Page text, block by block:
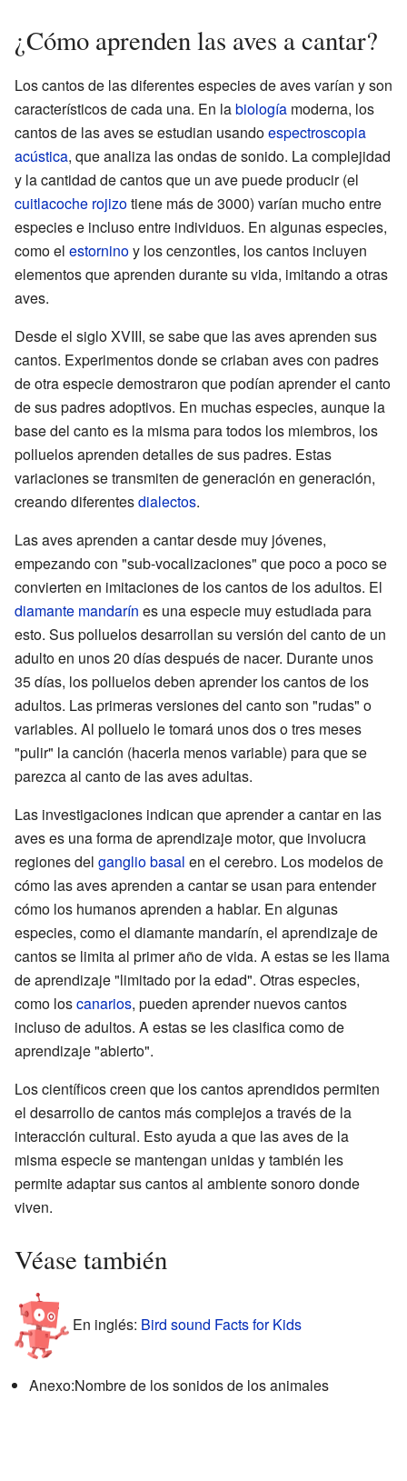
¿Cómo aprenden las aves a cantar?
Los cantos de las diferentes especies de aves varían y son
característicos de cada una. En labiología moderna, los
cantos de las aves se estudian usandoespectroscopia
acústica, que analiza las ondas de sonido. La complejidad
y la cantidad de cantos que un ave puede producir (el
cuitlacoche rojizotiene más de 3000) varían mucho entre
especies e incluso entre individuos. En algunas especies,
como el estorninoy los cenzontles, los cantos incluyen
elementos que aprenden durante su vida, imitando a otras
aves.
Desde el siglo XVIII, se sabe que las aves aprenden sus
cantos. Experimentos donde se criaban aves con padres
de otra especie demostraron que podían aprender el canto
de sus padres adoptivos. En muchas especies, aunque la
base del canto es la misma para todos los miembros, los
polluelos aprenden detalles de sus padres. Estas
variaciones se transmiten de generación en generación,
creando diferentesdialectos.
Las aves aprenden a cantar desde muy jóvenes,
empezando con "sub-vocalizaciones" que poco a poco se
convierten en imitaciones de los cantos de los adultos. El
diamante mandarín es una especie muy estudiada para
esto. Sus polluelos desarrollan su versión del canto de un
adulto en unos 20 días después de nacer. Durante unos
35 días, los polluelos deben aprender los cantos de los
adultos. Las primeras versiones del canto son "rudas" o
variables. Al polluelo le tomará unos dos o tres meses
"pulir" la canción (hacerla menos variable) para que se
parezca al canto de las aves adultas.
Las investigaciones indican que aprender a cantar en las
aves es una forma de aprendizaje motor, que involucra
regiones del ganglio basal en el cerebro. Los modelos de
cómo las aves aprenden a cantar se usan para entender
cómo los humanos aprenden a hablar. En algunas
especies, como el diamante mandarín, el aprendizaje de
cantos se limita al primer año de vida. A estas se les llama
de aprendizaje "limitado por la edad". Otras especies,
como loscanarios, pueden aprender nuevos cantos
incluso de adultos. A estas se les clasifica como de
aprendizaje "abierto".
Los científicos creen que los cantos aprendidos permiten
el desarrollo de cantos más complejos a través de la
interacción cultural. Esto ayuda a que las aves de la
misma especie se mantengan unidas y también les
permite adaptar sus cantos al ambiente sonoro donde
viven.
Véase también
En inglés: Bird sound Facts for Kids
Anexo:Nombre de los sonidos de los animales